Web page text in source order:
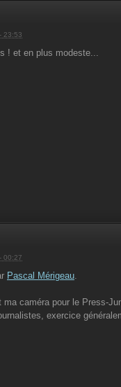
23:53
! et en plus modeste...
00:27
Pascal Mérigeau.
ma caméra pour le Press-
exercice